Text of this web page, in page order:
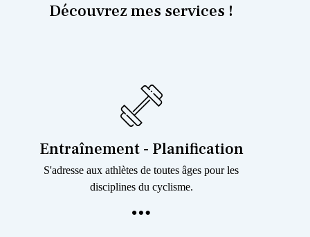
Découvrez mes services !
Entraînement - Planification
S'adresse aux athlètes de toutes âges pour les
disciplines du cyclisme.